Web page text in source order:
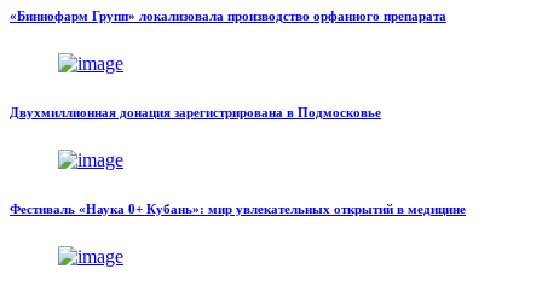
«Биннофарм Групп» локализовала производство орфанного препарата
Двухмиллионная донация зарегистрирована в Подмосковье
Фестиваль «Наука 0+ Кубань»: мир увлекательных открытий в медицине